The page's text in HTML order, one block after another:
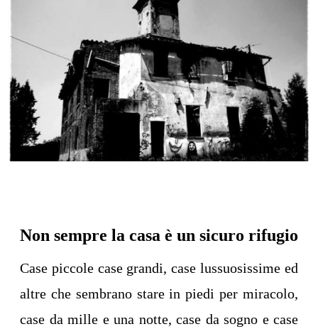
Non sempre la casa è un sicuro rifugio
Case piccole case grandi, case lussuosissime ed
altre che sembrano stare in piedi per miracolo,
case da mille e una notte, case da sogno e case